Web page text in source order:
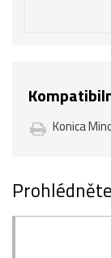
Konica